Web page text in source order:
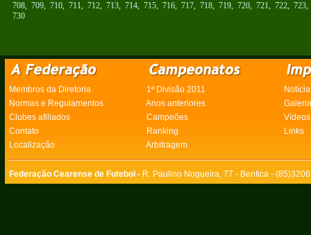
708, 709, 710, 711, 712, 713, 714, 715, 716, 717, 718, 719, 720, 721, 722, 723
730
Membros da Diretoria 1ª Divisão 2011
Normas e Regulamentos
Anos anteriores
Clubes afiliados
Campeões
Vídeos
Contato
Ranking
Links
Localização
Arbitragem
Federação Cearense de Futebol - R. Paulino Nogueira, 77 - Benfica -